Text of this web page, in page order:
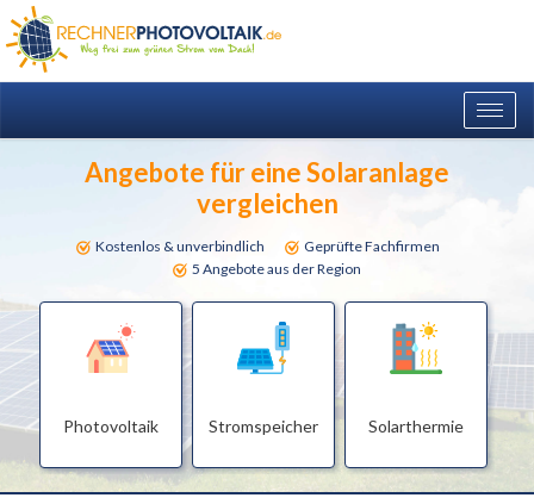
Angebote für eine Solaranlage
vergleichen
Kostenlos & unverbindlich
Geprüfte Fachfirmen
5 Angebote aus der Region
Photovoltaik Stromspeicher Solarthermie